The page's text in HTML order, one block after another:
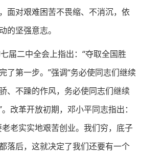
面对艰难困苦不畏缩、不消沉，依
的坚强意志。
届二中全会上指出：“夺取全国胜
了第一步。”强调“务必使同志们继续
、不躁的作风，务必使同志们继续
改革开放初期，邓小平同志指出：
老实实地艰苦创业。我们穷，底子
落后，这就决定了我们还要有一个